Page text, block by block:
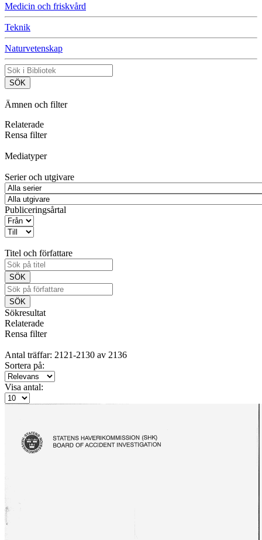
Medicin och friskvård
Teknik
Naturvetenskap
Ämnen och filter
Relaterade
Rensa filter
Mediatyper
Serier och utgivare
Publiceringsårtal
Titel och författare
Sökresultat
Relaterade
Rensa filter
Antal träffar: 2121-2130 av 2136
Sortera på:
Visa antal: